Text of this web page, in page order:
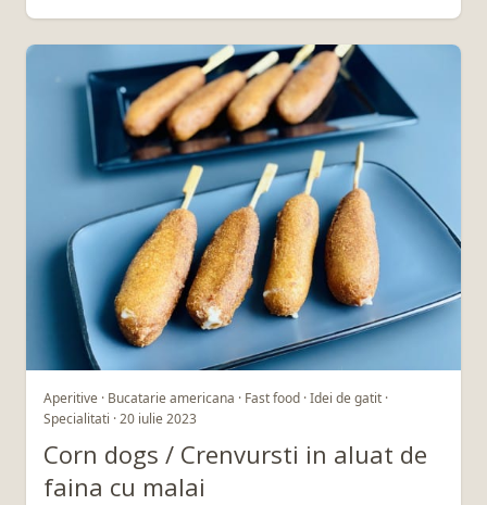
Aperitive · Bucatarie americana · Fast food · Idei de gatit ·
Specialitati · 20 iulie 2023
Corn dogs / Crenvursti in aluat de
faina cu malai